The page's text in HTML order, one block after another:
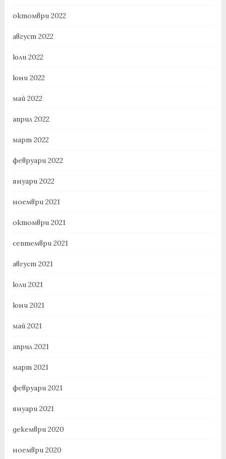
октомври 2022
август 2022
юли 2022
юни 2022
май 2022
април 2022
март 2022
февруари 2022
януари 2022
ноември 2021
октомври 2021
септември 2021
август 2021
юли 2021
юни 2021
май 2021
април 2021
март 2021
февруари 2021
януари 2021
декември 2020
ноември 2020